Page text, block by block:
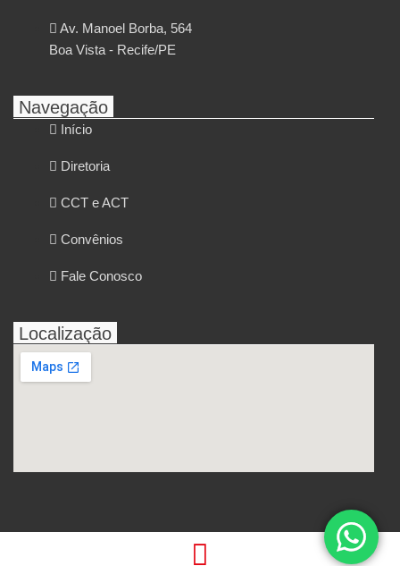
Av. Manoel Borba, 564
Boa Vista - Recife/PE
Navegação
Início
Diretoria
CCT e ACT
Convênios
Fale Conosco
Localização